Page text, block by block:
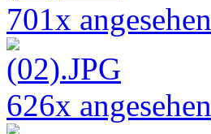
701x angesehen
626x angesehen